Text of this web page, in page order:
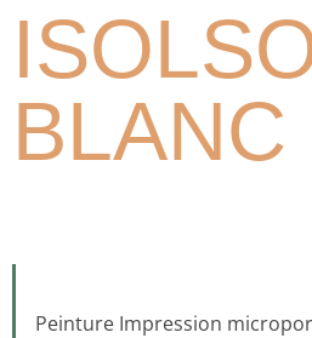
BLANC
Peinture Impression